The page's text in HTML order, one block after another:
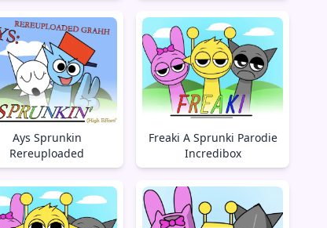
Ays Sprunkin
Rereuploaded
Freaki A Sprunki Parodie
Incredibox